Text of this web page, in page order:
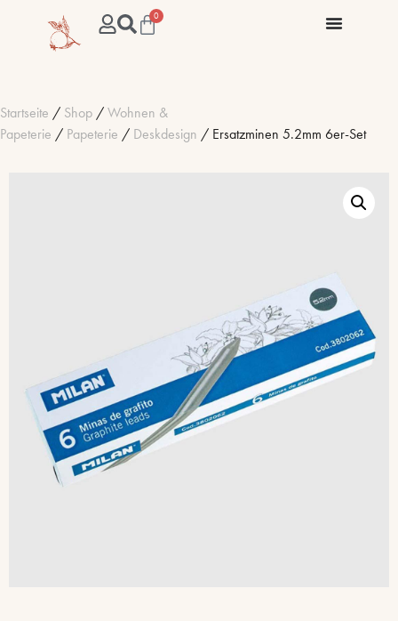
0
Startseite / Shop /Wohnen &
Papeterie / Papeterie / Deskdesign / Ersatzminen 5.2mm 6er-Set